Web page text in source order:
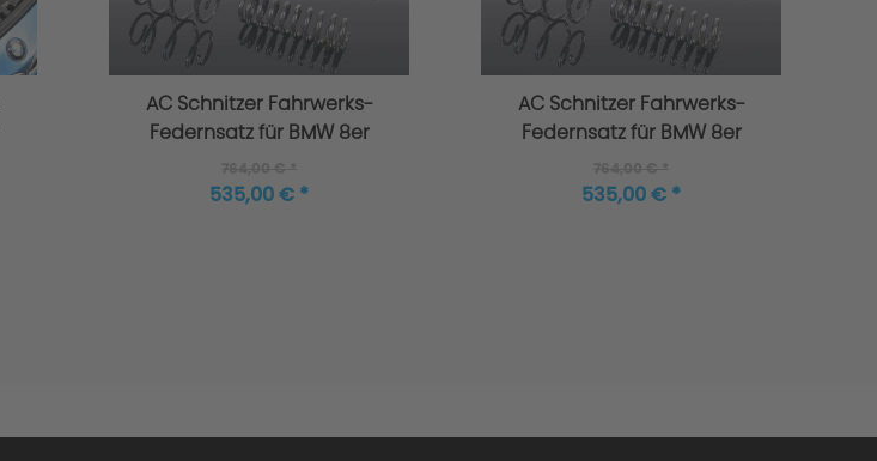
AC Schnitzer Fahrwerks-
Federnsatz für BMW 8er
535,00 € *
AC Schnitzer Fahrwerks-
Federnsatz für BMW 8er
535,00 € *